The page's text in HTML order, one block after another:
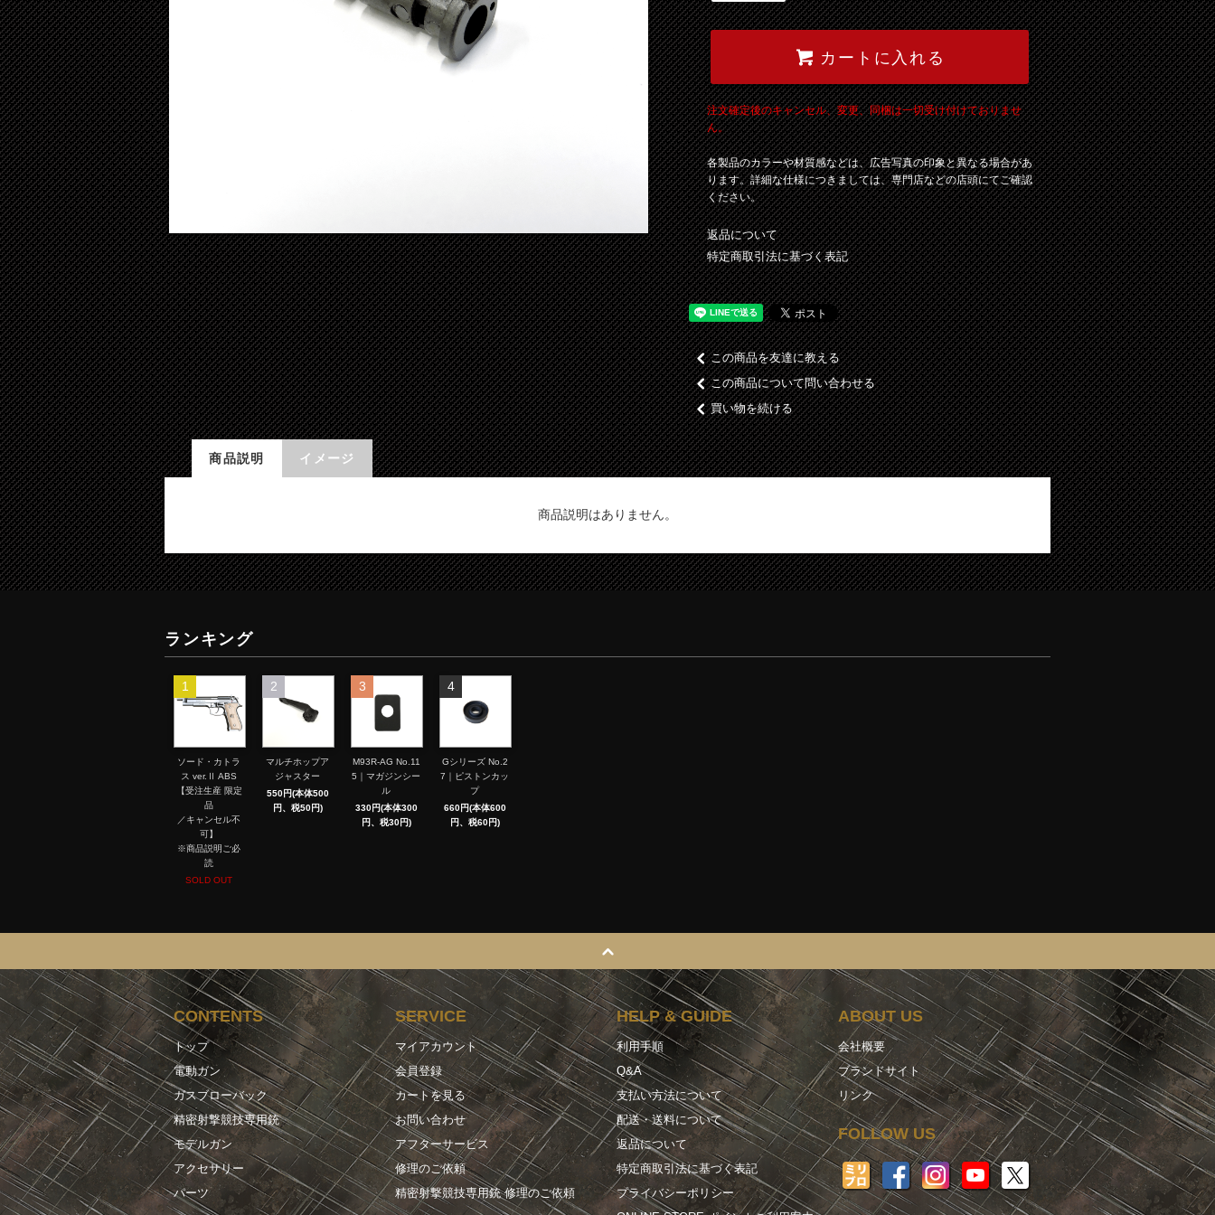
カートに入れる
注文確定後のキャンセル、変更、同梱は一切受け付けておりませ
ん。
各製品のカラーや材質感などは、広告写真の印象と異なる場合があ
ります。詳細な仕様につきましては、専門店などの店頭にてご確認
ください。
返品について
特定商取引法に基づく表記
この商品を友達に教える
この商品について問い合わせる
買い物を続ける
商品説明 イメージ
商品説明はありません。
ランキング
1
ソード・カトラ
ス ver.Ⅱ ABS
【受注生産 限定
品
／キャンセル不
可】
※商品説明ご必
読
SOLD OUT
2
マルチホップア
ジャスター
550円(本体500
円、税50円)
3
M93R-AG No.11
5｜マガジンシー
ル
330円(本体300
円、税30円)
4
Gシリーズ No.2
7｜ピストンカッ
プ
660円(本体600
円、税60円)
CONTENTS
トップ
電動ガン
ガスブローバック
精密射撃競技専用銃
モデルガン
アクセサリー
パーツ
SERVICE
マイアカウント
会員登録
カートを見る
お問い合わせ
アフターサービス
修理のご依頼
精密射撃競技専用銃 修理のご依頼
HELP & GUIDE
利用手順
Q&A
支払い方法について
配送・送料について
返品について
特定商取引法に基づく表記
プライバシーポリシー
ABOUT US
会社概要
ブランドサイト
リンク
FOLLOW US